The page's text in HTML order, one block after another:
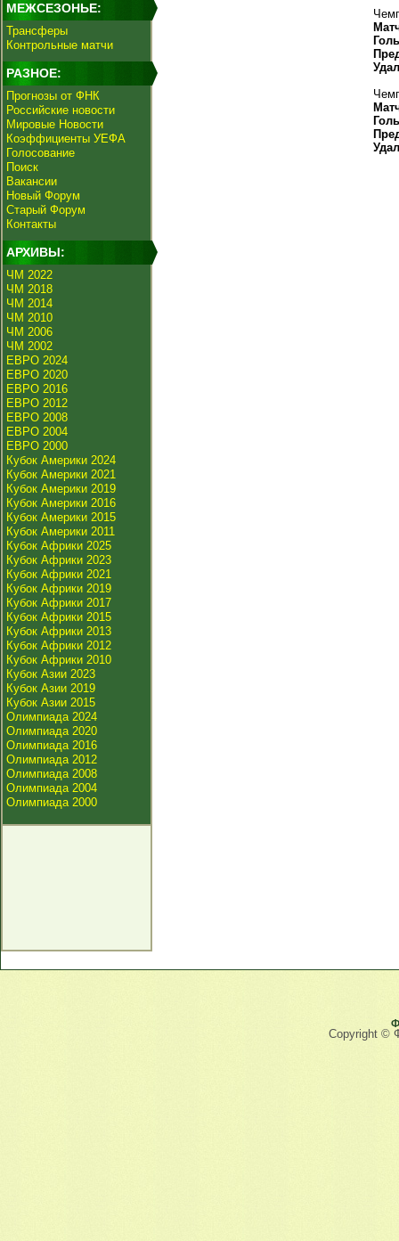
МЕЖСЕЗОНЬЕ:
Трансферы
Контрольные матчи
РАЗНОЕ:
Прогнозы от ФНК
Российские новости
Мировые Новости
Коэффициенты УЕФА
Голосование
Поиск
Вакансии
Новый Форум
Старый Форум
Контакты
АРХИВЫ:
ЧМ 2022
ЧМ 2018
ЧМ 2014
ЧМ 2010
ЧМ 2006
ЧМ 2002
ЕВРО 2024
ЕВРО 2020
ЕВРО 2016
ЕВРО 2012
ЕВРО 2008
ЕВРО 2004
ЕВРО 2000
Кубок Америки 2024
Кубок Америки 2021
Кубок Америки 2019
Кубок Америки 2016
Кубок Америки 2015
Кубок Америки 2011
Кубок Африки 2025
Кубок Африки 2023
Кубок Африки 2021
Кубок Африки 2019
Кубок Африки 2017
Кубок Африки 2015
Кубок Африки 2013
Кубок Африки 2012
Кубок Африки 2010
Кубок Азии 2023
Кубок Азии 2019
Кубок Азии 2015
Олимпиада 2024
Олимпиада 2020
Олимпиада 2016
Олимпиада 2012
Олимпиада 2008
Олимпиада 2004
Олимпиада 2000
Copyright ©